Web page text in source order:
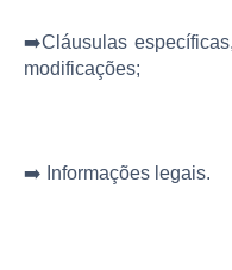
➡️Cláusulas
modificações;
➡️ Informações legais​​.